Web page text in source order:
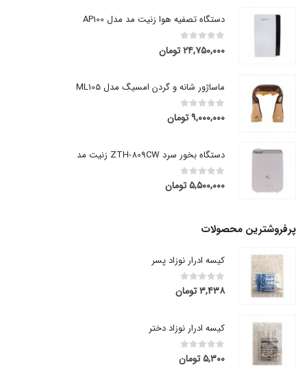
دستگاه تصفیه هوا زنیت مد مدل AP100
۲۴,۷۵۰,۰۰۰تومان
ماساژور شانه و گردن امسیگ مدل ML105
۹,۰۰۰,۰۰۰تومان
دستگاه بخور سرد ZTH-809CW زنیت مد
۵,۵۰۰,۰۰۰تومان
پرفروشترین محصولات
کیسه ادرار نوزاد پسر
0
out of 5
۳,۴۳۸تومان
کیسه ادرار نوزاد دختر
۵,۳۰۰تومان